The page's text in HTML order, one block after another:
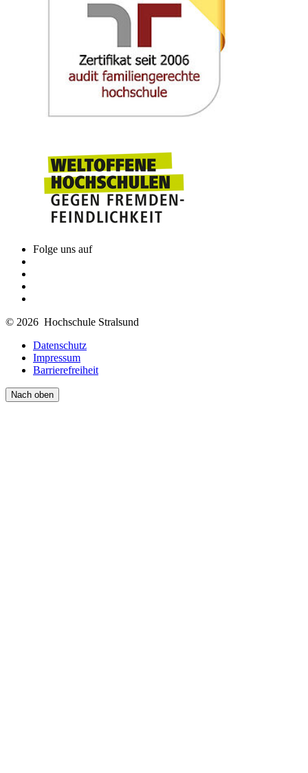
Folge uns auf
© 2026 Hochschule Stralsund
Datenschutz
Impressum
Barrierefreiheit
Nach oben